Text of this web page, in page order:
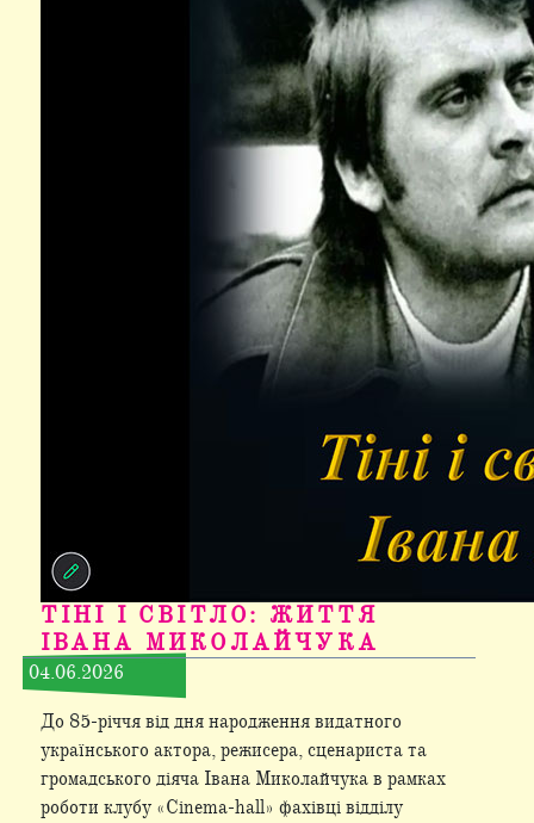
ТІНІ І СВІТЛО: ЖИТТЯ
ІВАНА МИКОЛАЙЧУКА
04.06.2026
До 85-річчя від дня народження видатного
українського актора, режисера, сценариста та
громадського діяча Івана Миколайчука в рамках
роботи клубу «Cinema-hall» фахівці відділу